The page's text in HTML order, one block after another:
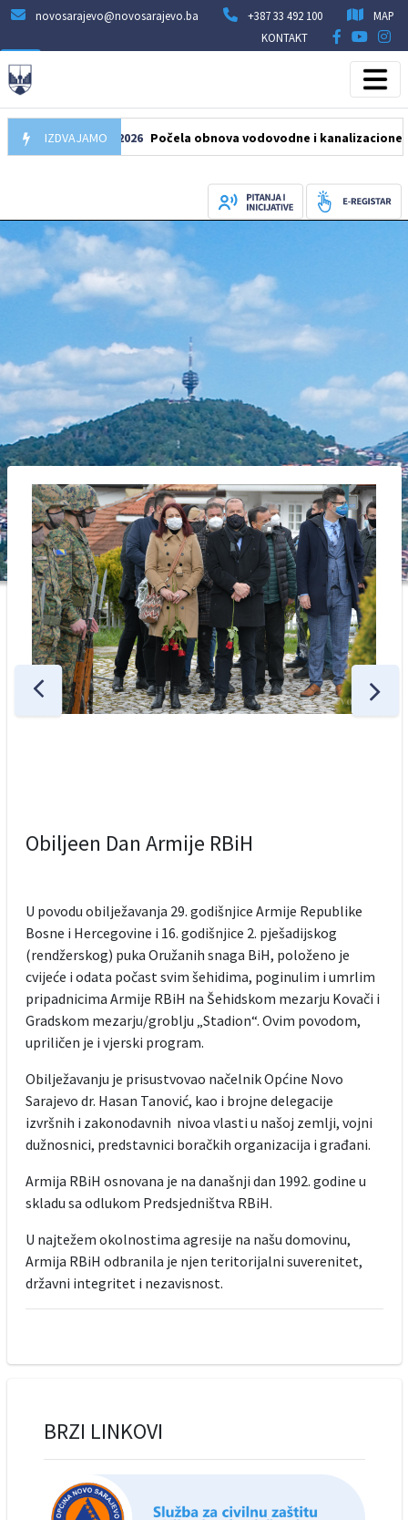
novosarajevo@novosarajevo.ba +387 33 492 100
MAP
KONTAKT
IZDVAJAMO
05.08.2026 Počela obnova vodovodne i kanalizacione mreže
Obiljeen Dan Armije RBiH
U povodu obilježavanja 29. godišnjice Armije Republike
Bosne i Hercegovine i 16. godišnjice 2. pješadijskog
(rendžerskog) puka Oružanih snaga BiH, položeno je
cvijeće i odata počast svim šehidima, poginulim i umrlim
pripadnicima Armije RBiH na Šehidskom mezarju Kovači i
Gradskom mezarju/groblju „Stadion“. Ovim povodom,
upriličen je i vjerski program.
Obilježavanju je prisustvovao načelnik Općine Novo
Sarajevo dr. Hasan Tanović, kao i brojne delegacije
izvršnih i zakonodavnih nivoa vlasti u našoj zemlji, vojni
dužnosnici, predstavnici boračkih organizacija i građani.
Armija RBiH osnovana je na današnji dan 1992. godine u
skladu sa odlukom Predsjedništva RBiH.
U najtežem okolnostima agresije na našu domovinu,
Armija RBiH odbranila je njen teritorijalni suverenitet,
državni integritet i nezavisnost.
BRZI LINKOVI